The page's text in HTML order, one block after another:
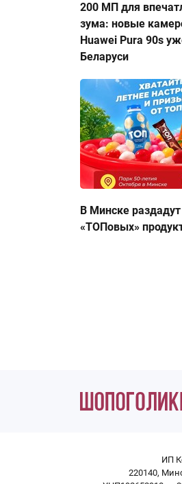
200 МП для
зума: новые
Huawei Pura 90s
Беларуси
В Минске
«ТОПовых»
ИП
220140,